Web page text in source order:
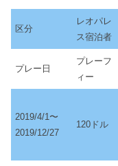
区分
レオパレ
ス宿泊者
プレー日
プレーフ
ィー
2019/4/1〜
2019/12/27
120ドル